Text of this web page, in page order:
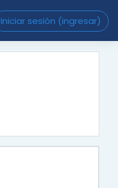
Iniciar sesión (ingresar)